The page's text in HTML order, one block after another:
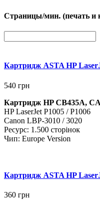
Страницы/мин. (печать и
Картридж ASTA HP
540 грн
Картридж HP CB435A,
HP LaserJet P1005 / P1006
Canon LBP-3010 / 3020
Ресурс: 1.500 сторінок
Чип: Europe Version
Картридж ASTA HP
360 грн